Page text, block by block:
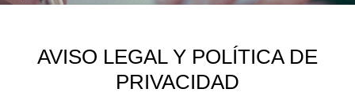
AVISO LEGAL Y POLÍTICA DE
PRIVACIDAD